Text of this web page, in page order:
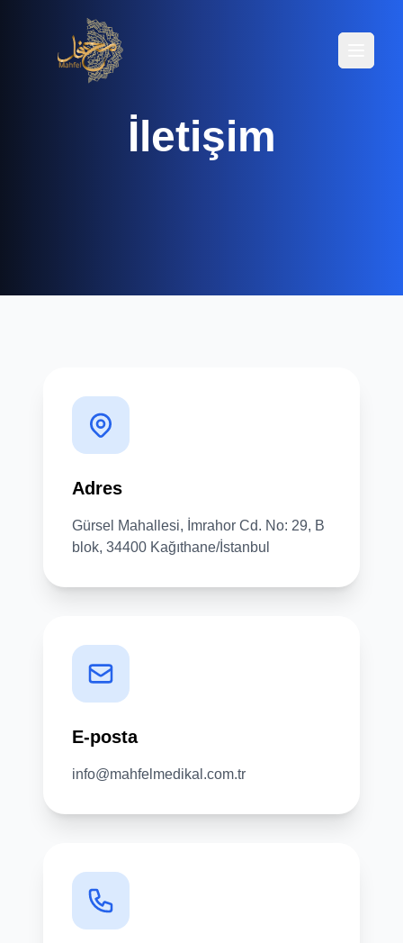
İletişim
Adres
Gürsel Mahallesi, İmrahor Cd. No: 29, B
blok, 34400 Kağıthane/İstanbul
E-posta
info@mahfelmedikal.com.tr